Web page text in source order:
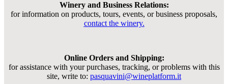
Winery and Business Relations:
for information on products, tours, events, or business proposals,
contact the winery.
Online Orders and Shipping:
for assistance with your purchases, tracking, or problems with this
site, write to: pasquavini@wineplatform.it